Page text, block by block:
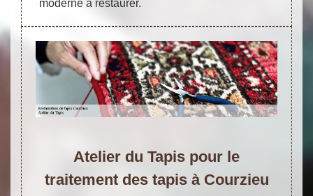
moderne à restaurer.
Atelier du Tapis pour le
traitement des tapis à Courzieu